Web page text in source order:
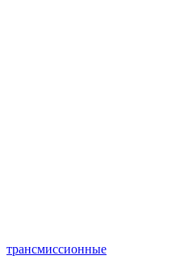
трансмиссионные